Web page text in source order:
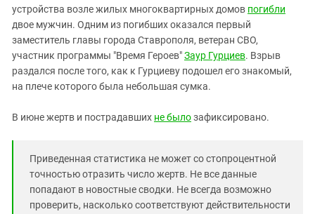
устройства возле жилых многоквартирных домов погибли
двое мужчин. Одним из погибших оказался первый
заместитель главы города Ставрополя, ветеран СВО,
участник программы "Время Героев"Заур Гурциев. Взрыв
раздался после того, как к Гурциеву подошел его знакомый,
на плече которого была небольшая сумка.
В июне жертв и пострадавших не былозафиксировано.
Приведенная статистика не может со стопроцентной
точностью отразить число жертв. Не все данные
попадают в новостные сводки. Не всегда возможно
проверить, насколько соответствуют действительности